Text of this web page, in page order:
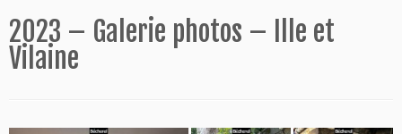
2023 – Galerie photos – Ille et
Vilaine